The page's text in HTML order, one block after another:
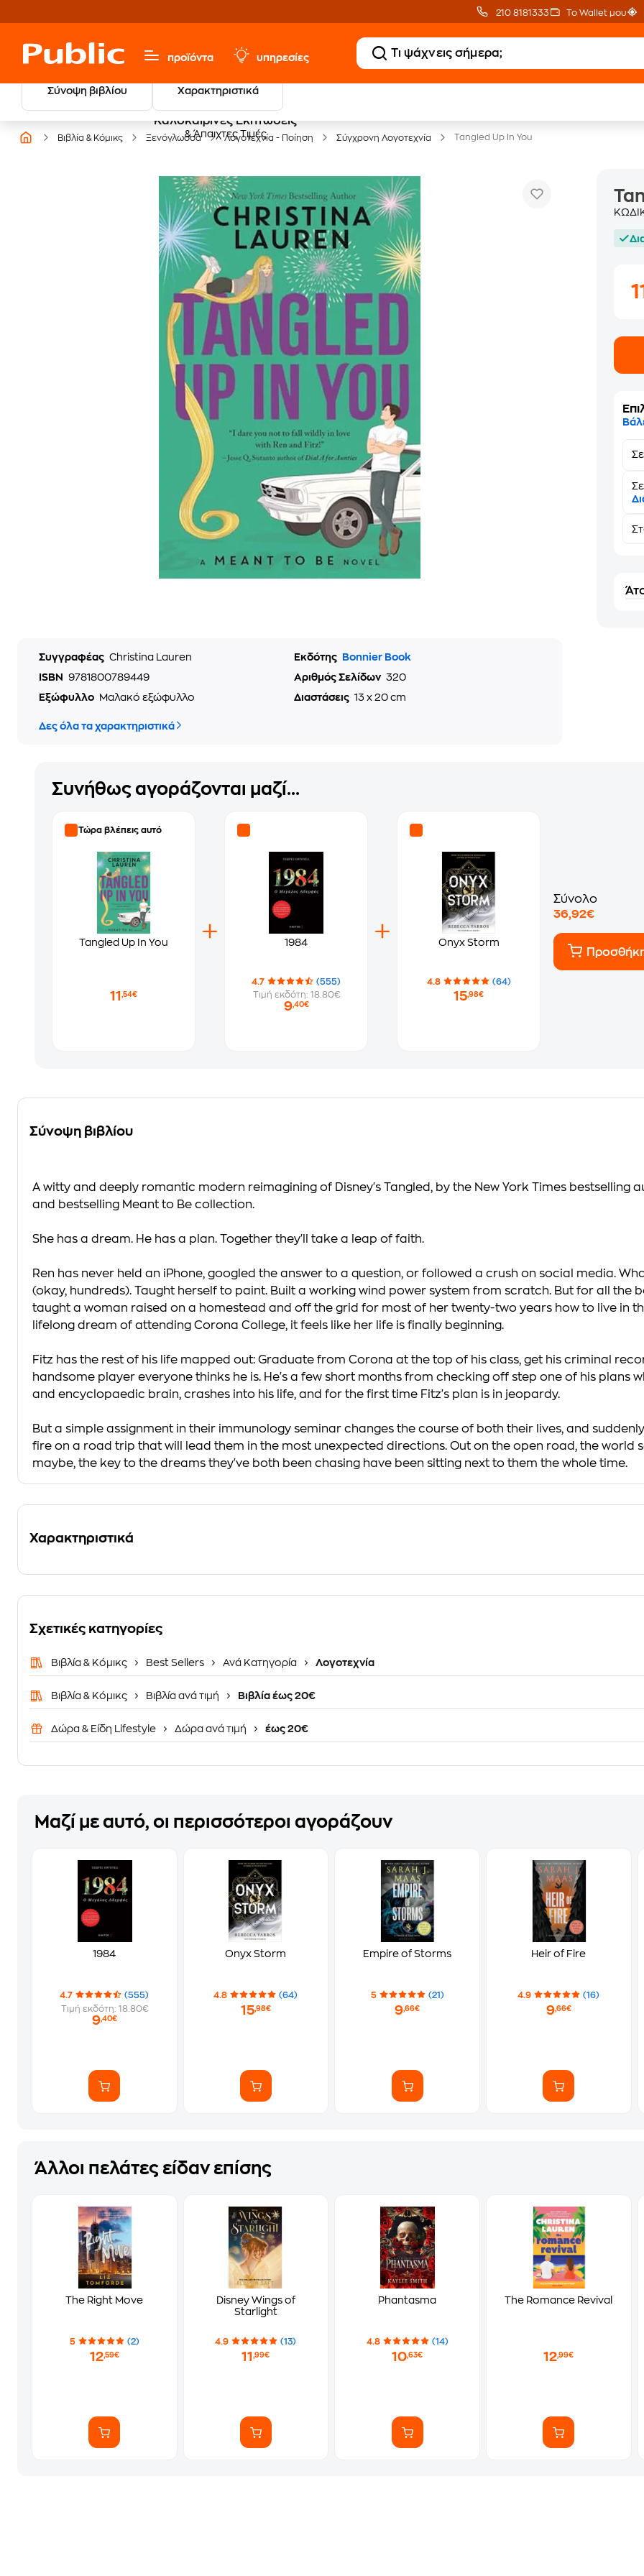
210 8181333 Το Wallet μου
προϊόντα υπηρεσίες
Σύνοψη βιβλίου Χαρακτηριστικά
Καλοκαιρινές Εκπτώσεις
& Άπαιχτες Τιμές
Βιβλία & Κόμικς Ξενόγλωσσα Λογοτεχνία - Ποίηση Σύγχρονη Λογοτεχνία Tangled Up In You
Συγγραφέας Christina Lauren Εκδότης
Bonnier Book
ISBN
9781800789449 Αριθμός Σελίδων 320
Εξώφυλλο
Μαλακό εξώφυλλο Διαστάσεις 13 x 20 cm
Δες όλα τα χαρακτηριστικά
Συνήθως αγοράζονται μαζί...
Τώρα βλέπεις αυτό
Tangled Up In You
11 ,54€
1984
4.7
(555)
Τιμή εκδότη: 18.80€
9,40€
Onyx Storm
4.8 (64)
15,98€
Σύνολο
36,92€
Σύνοψη βιβλίου
A witty and deeply romantic modern reimagining of Disney's Tangled, by the New York Times
and bestselling Meant to Be collection.
She has a dream. He has a plan. Together they'll take a leap of faith.
Ren has never held an iPhone, googled the answer to a question, or followed a crush on social media.
(okay, hundreds). Taught herself to paint. Built a working wind power system from scratch. But for all the
taught a woman raised on a homestead and off the grid for most of her twenty-two years how to live in
lifelong dream of attending Corona College, it feels like her life is finally beginning.
Fitz has the rest of his life mapped out: Graduate from Corona at the top of his class, get his criminal
handsome player everyone thinks he is. He's a few short months from checking off step one of his plans
and encyclopaedic brain, crashes into his life, and for the first time Fitz's plan is in jeopardy.
But a simple assignment in their immunology seminar changes the course of both their lives, and
fire on a road trip that will lead them in the most unexpected directions. Out on the open road, the world
maybe, the key to the dreams they've both been chasing have been sitting next to them the whole time.
Χαρακτηριστικά
Σχετικές κατηγορίες
Βιβλία & Κόμικς Best Sellers Ανά Κατηγορία Λογοτεχνία
Βιβλία & Κόμικς Βιβλία ανά τιμή Βιβλία έως 20€
Δώρα & Είδη Lifestyle Δώρα ανά τιμή έως 20€
Μαζί με αυτό, οι περισσότεροι αγοράζουν
1984
4.7
(555)
Τιμή εκδότη: 18.80€
9,40€
Onyx Storm
4.8 (64)
15,98€
Empire of Storms
5 (21)
9,66€
Heir of Fire
4.9 (16)
9,66€
Άλλοι πελάτες είδαν επίσης
The Right Move
5 (2)
12,59€
Disney Wings of
Starlight
4.9 (13)
11,99€
Phantasma
4.8 (14)
10,63€
The Romance Revival
12,99€